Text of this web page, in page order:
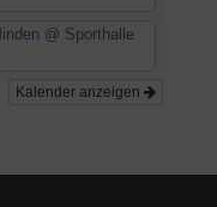
@ Sporthalle
Kalender anzeigen